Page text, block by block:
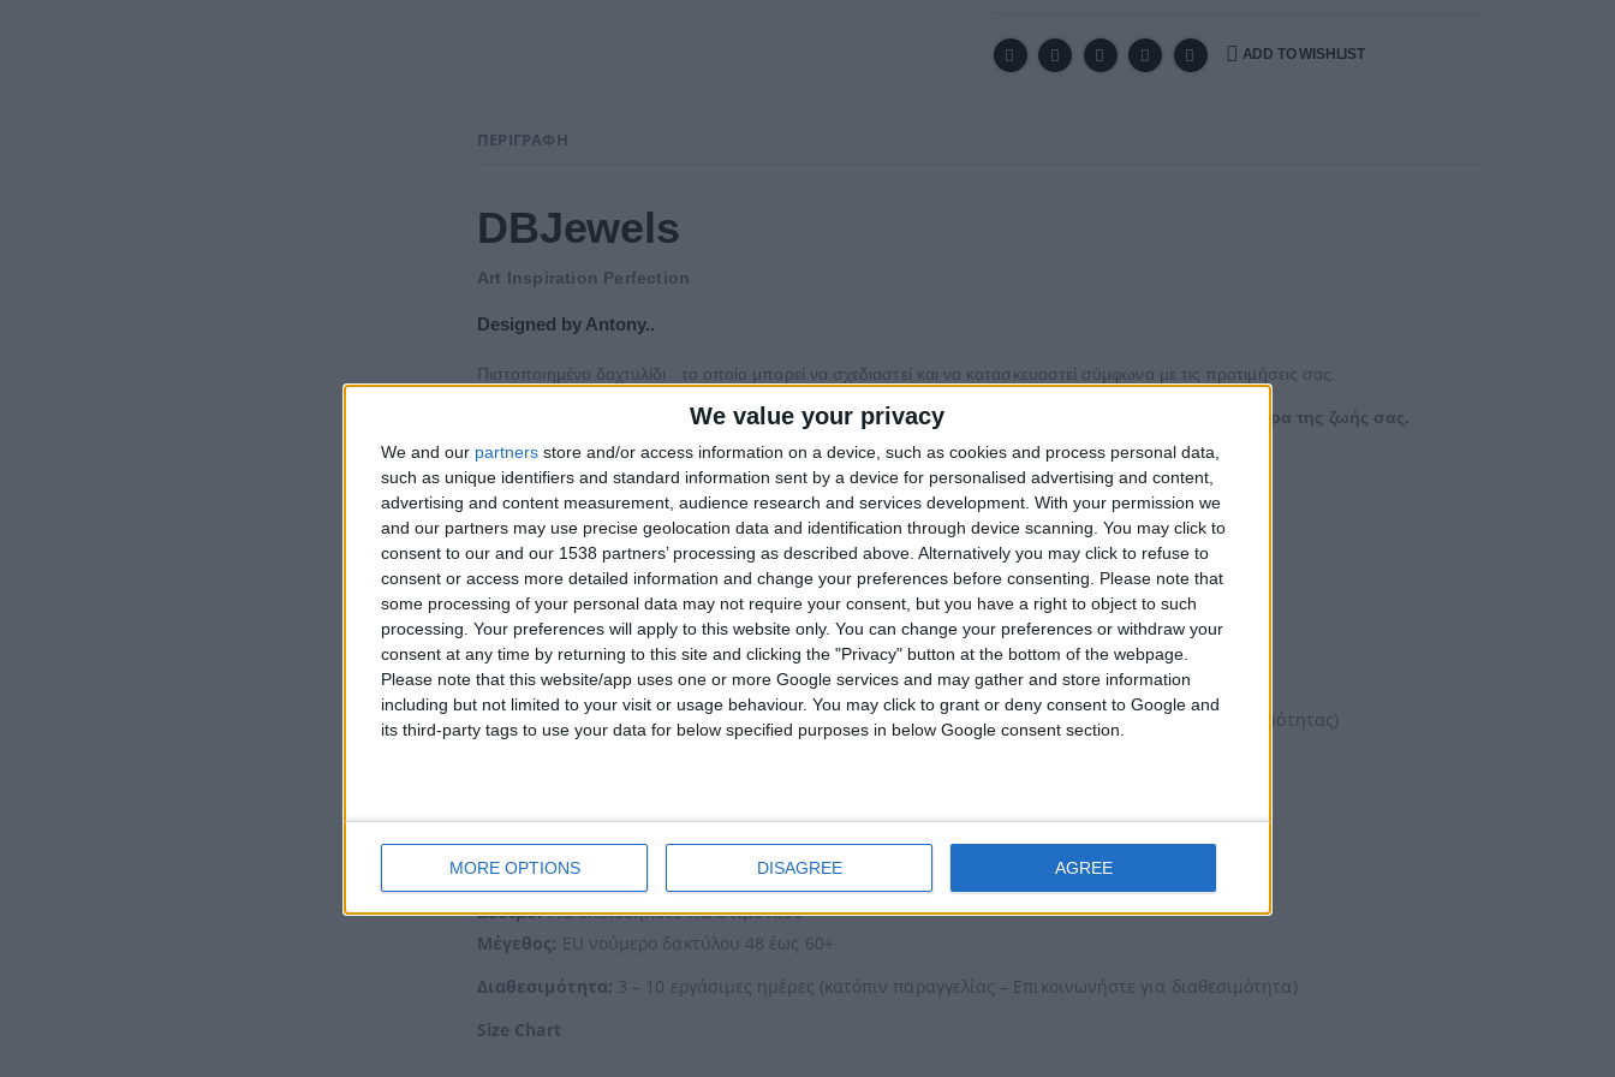
We value your privacy
We and our partners store and/or access information on a device, such as cookies and process personal data,
such as unique identifiers and standard information sent by a device for personalised advertising and content,
advertising and content measurement, audience research and services development. With your permission we
and our partners may use precise geolocation data and identification through device scanning. You may click to
consent to our and our 1538 partners’ processing as described above. Alternatively you may click to refuse to
consent or access more detailed information and change your preferences before consenting.
Please note that
some processing of your personal data may not require your consent, but you have a right to object to such
processing. Your preferences will apply to this website only. You can change your preferences or withdraw your
consent at any time by returning to this site and clicking the "Privacy" button at the bottom of the webpage.
Please note that this website/app uses one or more Google services and may gather and store information
including but not limited to your visit or usage behaviour. You may click to grant or deny consent to Google and
its third-party tags to use your data for below specified purposes in below Google consent section.
MORE OPTIONS DISAGREE AGREE
ADD TO WISHLIST
ΠΕΡΙΓΡΑΦΉ
DBJewels
Αrt Inspiration Perfection
Designed by Antony..
Πιστοποιημένο δαχτυλίδι το οποίο μπορεί να σχεδιαστεί και να κατασκευαστεί σύμφωνα με τις προτιμήσεις σας.
Ενα υπέροχο κόσμημα εξαιρετικής ποιότητας και αισθητικής, ιδανικό για την τόσο ξεχωριστή μέρα της ζωής σας.
Το προτείνουμε σε πολύ καλή ποιότηταΡουμπινιoύ & Μπριγιάν
Διατίθεται με Γεμμολογικό Πιστοποιητικό γνησιότητος σε πολυτελή συσκευασία δώρου.
Διαθέτουμε μεγάλη ποικιλία σε λίθους εάν τα προτεινόμενα δεν καλύπτουν τις ανάγκες σας.
Ημιπολύτιμοι λίθοι:Τουρμαλίνα, Τοπάζ, Αμέθυστος, Γκάρνετ, Περίδοτο και πολλά άλλα.
(ενημερώστε μας χρώμα Ημιπολύτιμου λίθου κατά την παραγγελία σας)
Πολύτιμοι λίθοι:
Σμαράγδι, Ρουμπίνι, Ζαφείρι, Ακουα Μαρίνα (κατόπιν παραγγελίας και διαθεσιμότητας)
Υλικό:14k ή 18k χρυσό
Χρώμα:λευκό, κίτρινο ή ρόζ χρυσό
Δέσιμο:Για οποιοδήποτε Πολύτιμο λίθο
Μέγεθος: EU νούμερο δακτύλου 48 έως 60+
Διαθεσιμότητα: 3 – 10 εργάσιμες ημέρες (κατόπιν παραγγελίας – Επικοινωνήστε για διαθεσιμότητα)
Size Chart